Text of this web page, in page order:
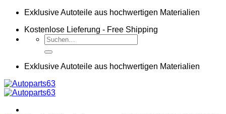
Zum
springen
Exklusive Autoteile aus hochwertigen Materialien
Kostenlose Lieferung - Free Shipping
Suchen
nach:
Exklusive Autoteile aus hochwertigen Materialien